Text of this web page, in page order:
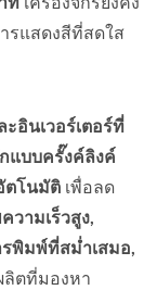
รแสดงสีที่สดใส
ะอินเวอร์เตอร์ที่
แบบครั๊งค์ลิงค์
ตโนมัติ เพื่อลด
วามเร็วสูง,
พิมพ์ที่สม่ำเสมอ,
ลิตที่มองหา